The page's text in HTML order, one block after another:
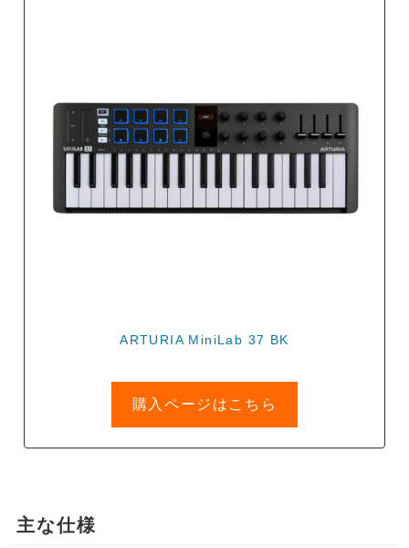
ARTURIA MiniLab 37 BK
購入ページはこちら
主な仕様